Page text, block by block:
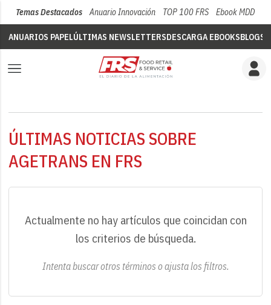
Temas Destacados Anuario Innovación TOP 100 FRS Ebook MDD
ANUARIOS PAPELÚLTIMAS NEWSLETTERSDESCARGA EBOOKSBLOGS
ÚLTIMAS NOTICIAS SOBRE
AGETRANS EN FRS
Actualmente no hay artículos que coincidan con
los criterios de búsqueda.
Intenta buscar otros términos o ajusta los filtros.